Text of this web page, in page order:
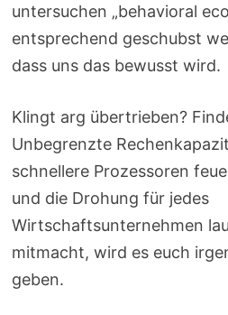
untersuchen „behavioral
entsprechend geschubst
dass uns das bewusst wird.
Klingt arg übertrieben?
Unbegrenzte
schnellere Prozessoren
und die Drohung für jedes
Wirtschaftsunternehmen
mitmacht, wird es euch
geben.